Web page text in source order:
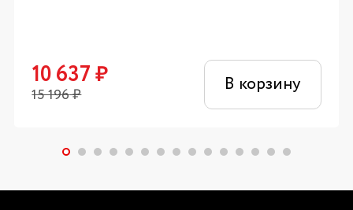
10 637₽
15 196₽ В корзину